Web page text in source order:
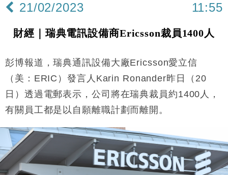
14:50
地產｜大酒店中期轉賺2300萬元 斥21億翻新香港及
13:12
國際｜特朗普赴洛杉磯高球場活動前 男子攜槍彈被捕
16:05 財經｜日經失守6.5萬點後回穩 全周仍升近2%
15:47
財經｜恒隆10月換帥 玩具「反」斗城亞洲CEO蔡德
粦接任
15:11
財經｜韓股反覆波動收跌 連挫7周創逾3年最長跌勢
13:44
財經｜內地7月美元計價出口增近24%勝預期 貿易順
差達1125億美元
12:44
財經｜日本春季三度入市撐日圓 4月單日斥6.28萬億
21/02/2023 11:55
財經｜瑞典電訊設備商Ericsson裁員1400人
彭博報道，瑞典通訊設備大廠Ericsson愛立信
（美：ERIC）發言人Karin Ronander昨日（20
日）透過電郵表示，公司將在瑞典裁員約1400人，
有關員工都是以自願離職計劃而離開。